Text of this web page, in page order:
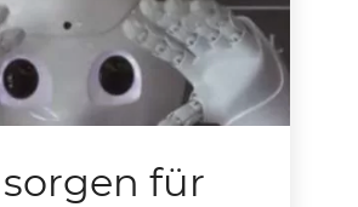
und das
für